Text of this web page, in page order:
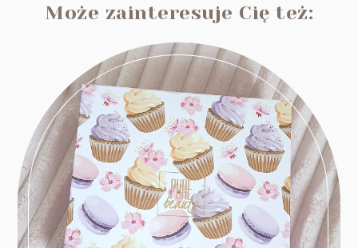
Może zainteresuje Cię też: